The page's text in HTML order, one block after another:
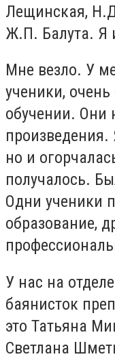
Лещинская,
Ж.П. Балута. Я
Мне везло. У
ученики,
обучении. Они
произведения.
но и
получалось.
Одни ученики
образование,
У нас на
баянисток
это Татьяна
Светлана